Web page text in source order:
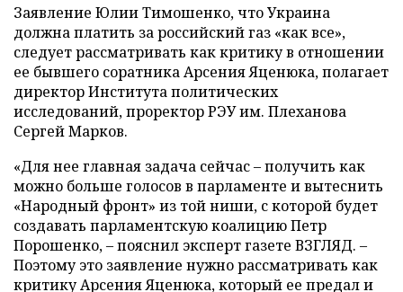
Заявление Юлии Тимошенко, что Украина
должна платить за российский газ «как все»,
следует рассматривать как критику в отношении
ее бывшего соратника Арсения Яценюка, полагает
директор Института политических
исследований, проректор РЭУ им. Плеханова
Сергей Марков.
«Для нее главная задача сейчас – получить как
можно больше голосов в парламенте и вытеснить
«Народный фронт» из той ниши, с которой будет
создавать парламентскую коалицию Петр
Порошенко, – пояснил эксперт газете ВЗГЛЯД. –
Поэтому это заявление нужно рассматривать как
критику Арсения Яценюка, который ее предал и